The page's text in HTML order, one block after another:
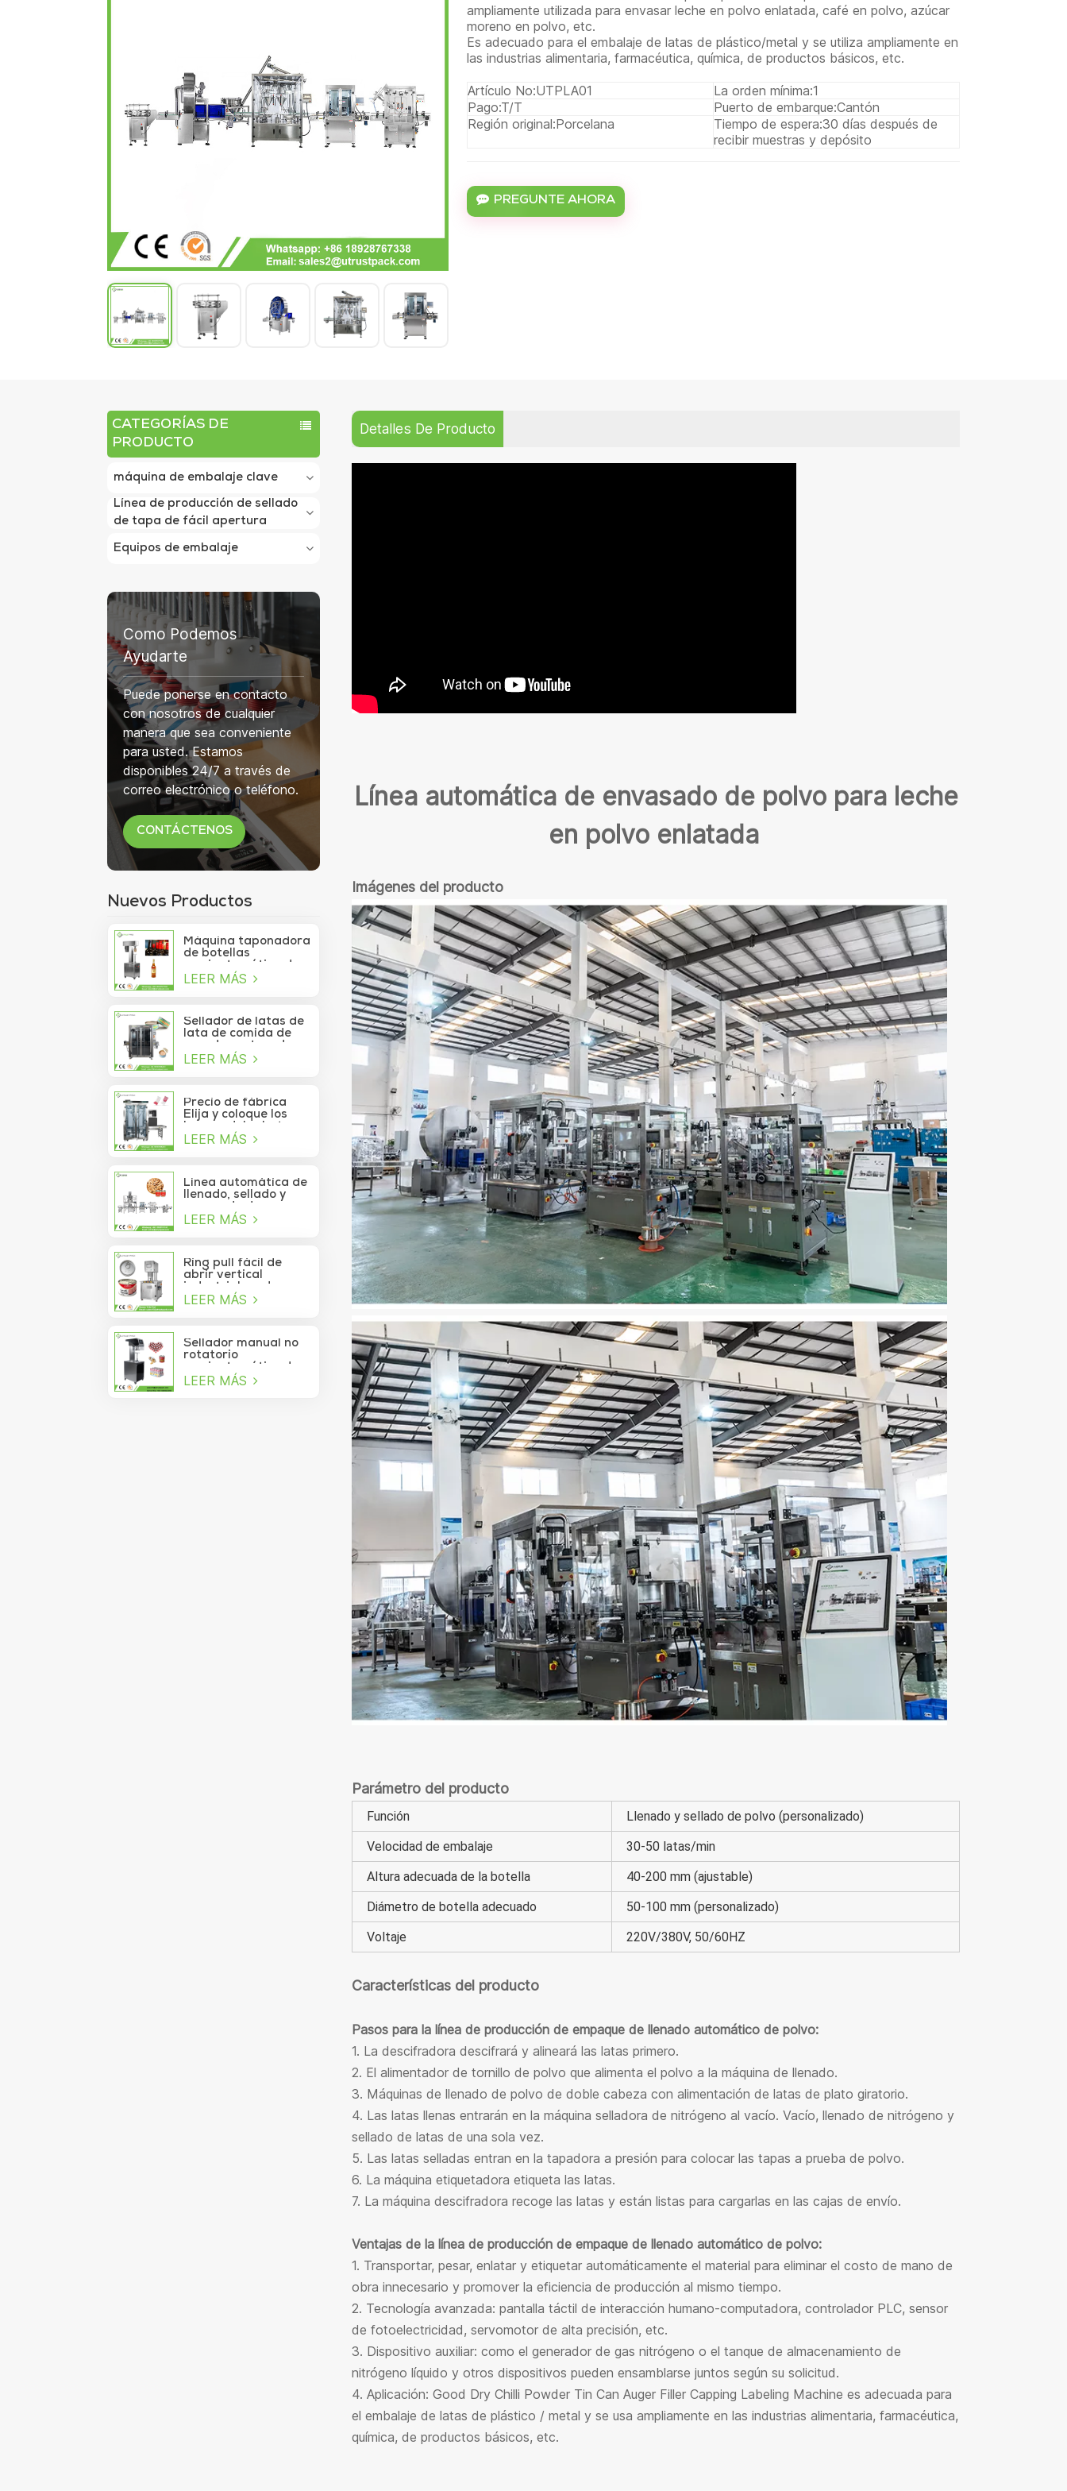
ampliamente utilizada para envasar leche en polvo enlatada, café en polvo, azúcar
moreno en polvo, etc.
Es adecuado para el embalaje de latas de plástico/metal y se utiliza ampliamente en
las industrias alimentaria, farmacéutica, química, de productos básicos, etc.
Artículo No:UTPLA01 La orden mínima:1
Pago:T/T Puerto de embarque:Cantón
Región original:Porcelana Tiempo de espera:30 días después de
recibir muestras y depósito
PREGUNTE AHORA
CATEGORÍAS DE
PRODUCTO
máquina de embalaje clave
Línea de producción de sellado
de tapa de fácil apertura
Equipos de embalaje
Como Podemos
Ayudarte
Puede ponerse en contacto
con nosotros de cualquier
manera que sea conveniente
para usted. Estamos
disponibles 24/7 a través de
correo electrónico o teléfono.
CONTÁCTENOS
Nuevos Productos
Máquina taponadora
de botellas
semiautomática de
750 ml para botellas
LEER MÁS
Sellador de latas de
lata de comida de
mar de contenedor
de vacío de sardina
LEER MÁS
Precio de fábrica
Elija y coloque los
brazos del robot
Delta para la bolsita
LEER MÁS
Línea automática de
llenado, sellado y
alimentos para
LEER MÁS
Ring pull fácil de
abrir vertical
industrial cerdo
almuerzo pollo
al vacío
LEER MÁS
Sellador manual no
rotatorio
semiautomático de
latas de refrescos,
LEER MÁS
Detalles De Producto
Línea automática de envasado de polvo para leche
en polvo enlatada
Imágenes del producto
Parámetro del producto
Función
Llenado y sellado de polvo (personalizado)
Velocidad de embalaje
30-50 latas/min
Altura adecuada de la botella
40-200 mm (ajustable)
Diámetro de botella adecuado
50-100 mm (personalizado)
Voltaje
220V/380V, 50/60HZ
Características del producto
Pasos para la línea de producción de empaque de llenado automático de polvo:
1. La descifradora descifrará y alineará las latas primero.
2. El alimentador de tornillo de polvo que alimenta el polvo a la máquina de llenado.
3. Máquinas de llenado de polvo de doble cabeza con alimentación de latas de plato giratorio.
4. Las latas llenas entrarán en la máquina selladora de nitrógeno al vacío. Vacío, llenado de nitrógeno y
sellado de latas de una sola vez.
5. Las latas selladas entran en la tapadora a presión para colocar las tapas a prueba de polvo.
6. La máquina etiquetadora etiqueta las latas.
7. La máquina descifradora recoge las latas y están listas para cargarlas en las cajas de envío.
Ventajas de la línea de producción de empaque de llenado automático de polvo:
1. Transportar, pesar, enlatar y etiquetar automáticamente el material para eliminar el costo de mano de
obra innecesario y promover la eficiencia de producción al mismo tiempo.
2. Tecnología avanzada: pantalla táctil de interacción humano-computadora, controlador PLC, sensor
de fotoelectricidad, servomotor de alta precisión, etc.
3. Dispositivo auxiliar: como el generador de gas nitrógeno o el tanque de almacenamiento de
nitrógeno líquido y otros dispositivos pueden ensamblarse juntos según su solicitud.
4. Aplicación: Good Dry Chilli Powder Tin Can Auger Filler Capping Labeling Machine es adecuada para
el embalaje de latas de plástico / metal y se usa ampliamente en las industrias alimentaria, farmacéutica,
química, de productos básicos, etc.